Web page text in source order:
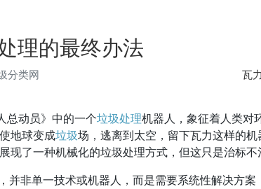
理的最终办法
分类网 瓦
总动员》中的一个垃圾处理机器人，象征着人类对
地球变成垃圾场，逃离到太空，留下瓦力这样的机
了一种机械化的垃圾处理方式，但这只是治标不
并非单一技术或机器人，而是需要系统性解决方案